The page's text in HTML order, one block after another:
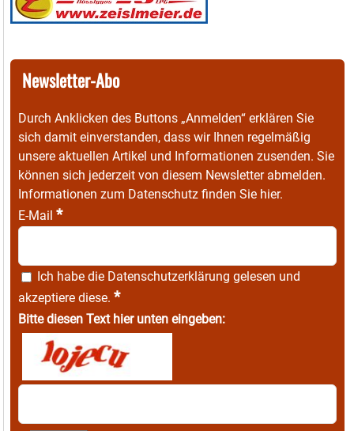
Newsletter-Abo
Durch Anklicken des Buttons „Anmelden“ erklären Sie
sich damit einverstanden, dass wir Ihnen regelmäßig
unsere aktuellen Artikel und Informationen zusenden. Sie
können sich jederzeit von diesem Newsletter abmelden.
Informationen zum Datenschutz finden Sie hier.
E-Mail *
Ich habe die Datenschutzerklärung gelesen und
akzeptiere diese. *
Bitte diesen Text hier unten eingeben: